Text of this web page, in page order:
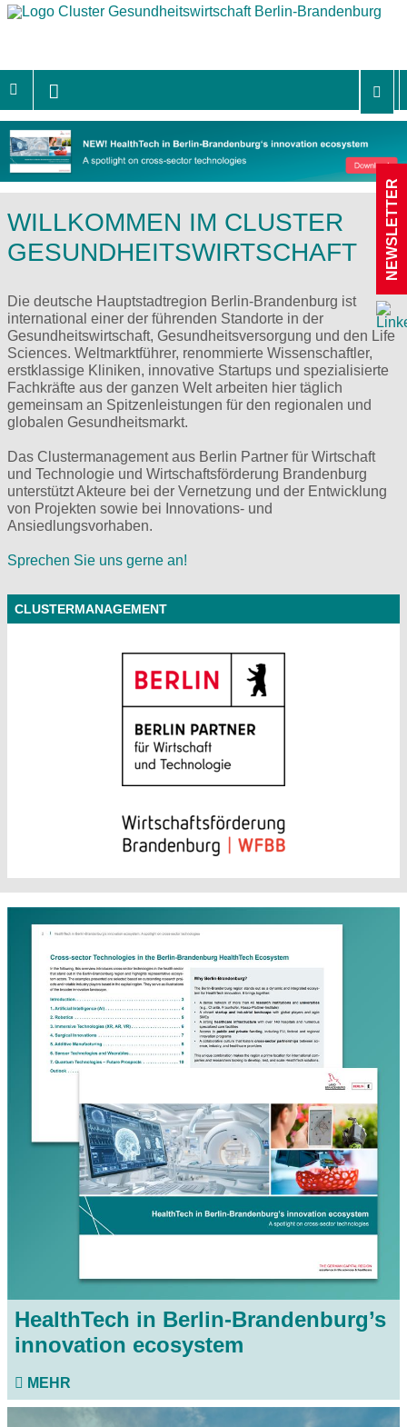
WILLKOMMEN IM CLUSTER
GESUNDHEITSWIRTSCHAFT
Die deutsche Hauptstadtregion Berlin-Brandenburg ist
international einer der führenden Standorte in der
Gesundheitswirtschaft, Gesundheitsversorgung und den Life
Sciences. Weltmarktführer, renommierte Wissenschaftler,
erstklassige Kliniken, innovative Startups und spezialisierte
Fachkräfte aus der ganzen Welt arbeiten hier täglich
gemeinsam an Spitzenleistungen für den regionalen und
globalen Gesundheitsmarkt.
Das Clustermanagement aus Berlin Partner für Wirtschaft
und Technologie und Wirtschaftsförderung Brandenburg
unterstützt Akteure bei der Vernetzung und der Entwicklung
von Projekten sowie bei Innovations- und
Ansiedlungsvorhaben.
Sprechen Sie uns gerne an!
CLUSTERMANAGEMENT
HealthTech in Berlin-Brandenburg’s
innovation ecosystem
MEHR
NEWSLETTER